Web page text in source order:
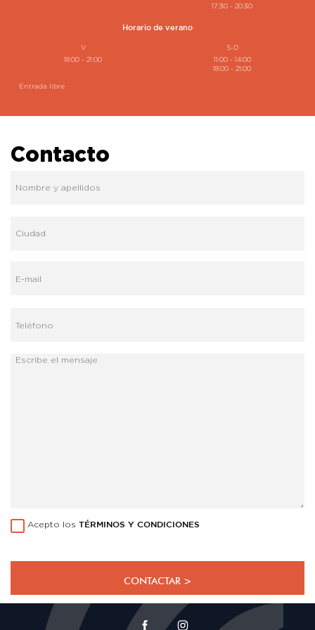
17:30 - 20:30
Horario de verano
V
18:00 - 21:00
S-D
11:00 - 14:00
18:00 - 21:00
Entrada libre
Contacto
Acepto los TÉRMINOS Y CONDICIONES
CONTACTAR >